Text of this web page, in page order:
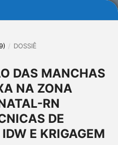
/ DOSSIÊ
DAS MANCHAS
NA ZONA
RN
DE
E KRIGAGEM